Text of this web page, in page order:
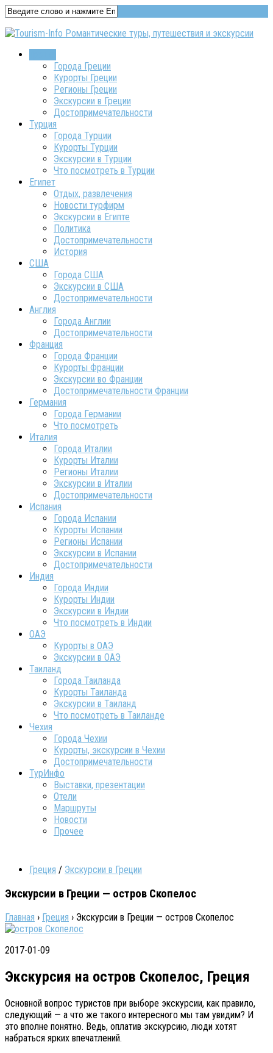
Города Греции
Курорты Греции
Регионы Греции
Экскурсии в Греции
Достопримечательности
Турция
Города Турции
Курорты Турции
Экскурсии в Турции
Что посмотреть в Турции
Египет
Отдых, развлечения
Новости турфирм
Экскурсии в Египте
Политика
Достопримечательности
История
США
Города США
Экскурсии в США
Достопримечательности
Англия
Города Англии
Достопримечательности
Франция
Города Франции
Курорты Франции
Экскурсии во Франции
Достопримечательности Франции
Германия
Города Германии
Что посмотреть
Италия
Города Италии
Курорты Италии
Регионы Италии
Экскурсии в Италии
Достопримечательности
Испания
Города Испании
Курорты Испании
Регионы Испании
Экскурсии в Испании
Достопримечательности
Индия
Города Индии
Курорты Индии
Экскурсии в Индии
Что посмотреть в Индии
ОАЭ
Курорты в ОАЭ
Экскурсии в ОАЭ
Таиланд
Города Таиланда
Курорты Таиланда
Экскурсии в Таиланд
Что посмотреть в Таиланде
Чехия
Города Чехии
Курорты, экскурсии в Чехии
Достопримечательности
ТурИнфо
Выставки, презентации
Отели
Маршруты
Новости
Прочее
Греция / Экскурсии в Греции
Экскурсии в Греции — остров Скопелос
Главная › Греция › Экскурсии в Греции — остров Скопелос
2017-01-09
Экскурсия на остров Скопелос, Греция
Основной вопрос туристов при выборе экскурсии, как правило,
следующий — а что же такого интересного мы там увидим? И
это вполне понятно. Ведь, оплатив экскурсию, люди хотят
набраться ярких впечатлений.